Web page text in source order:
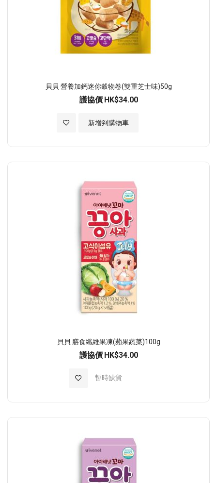
貝貝 營養加鈣迷你穀物卷(雙重芝士味)50g
護協價 HK$34.00
新增到購物車
加入至願望清單
貝貝 膳食纖維果凍(蘋果蔬菜)100g
護協價 HK$34.00
暫時缺貨
加入至願望清單